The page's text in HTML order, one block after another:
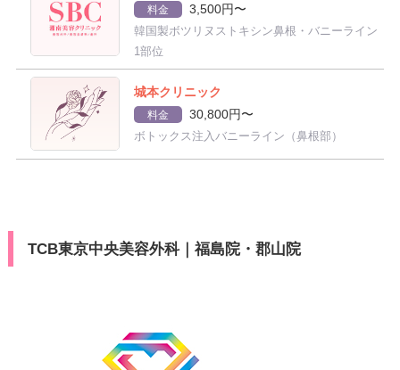
料金 3,500円〜
韓国製ボツリヌストキシン鼻根・バニーライン
1部位
城本クリニック
料金 30,800円〜
ボトックス注入バニーライン（鼻根部）
TCB東京中央美容外科｜福島院・郡山院